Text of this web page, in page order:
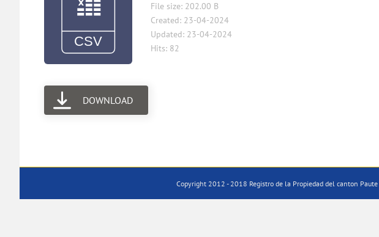
File size: 202.00 B
Created: 23-04-2024
Updated: 23-04-2024
Hits: 82
DOWNLOAD
Copyright 2012 - 2018 Registro de la Propiedad del canton Paute